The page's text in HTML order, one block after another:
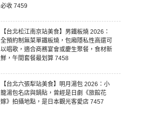
必收 7459
【台北松江南京站美食】男鐵板燒 2026：
全預約制無菜單鐵板燒，包廂隱私性高還可
以唱歌，適合商務宴會或慶生聚餐，食材新
鮮，午間套餐最划算 7458
【台北六張犁站美食】明月湯包 2026：小
籠湯包名店與鍋貼，曾經是日劇《旅館花
嫁》拍攝地點，是日本觀光客愛店 7457